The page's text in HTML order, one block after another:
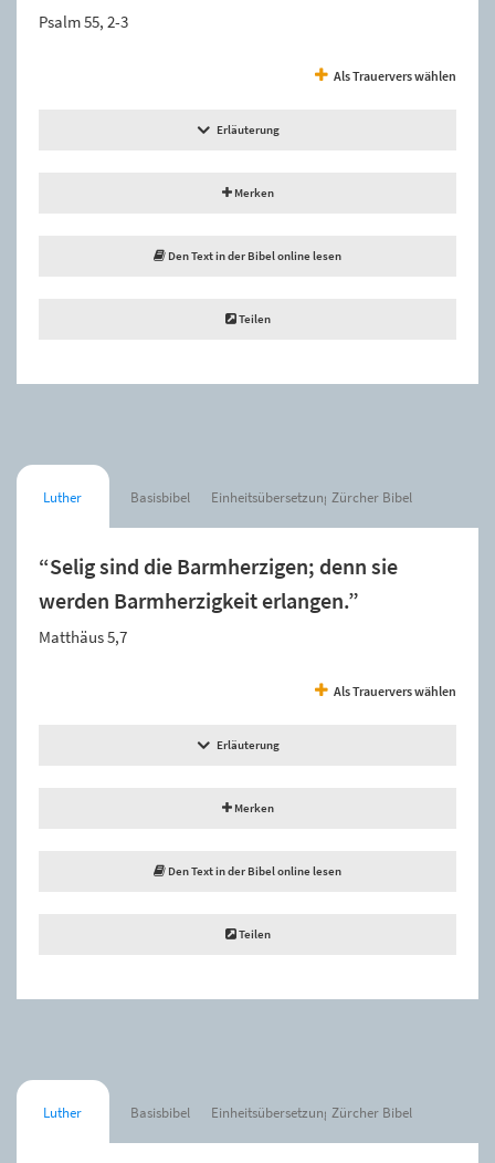
Psalm 55, 2-3
Als Trauervers wählen
Erläuterung
Merken
Den Text in der Bibel online lesen
Teilen
Luther Basisbibel Einheitsübersetzung Zürcher Bibel
“Selig sind die Barmherzigen; denn sie
werden Barmherzigkeit erlangen.”
Matthäus 5,7
Als Trauervers wählen
Erläuterung
Merken
Den Text in der Bibel online lesen
Teilen
Luther Basisbibel Einheitsübersetzung Zürcher Bibel